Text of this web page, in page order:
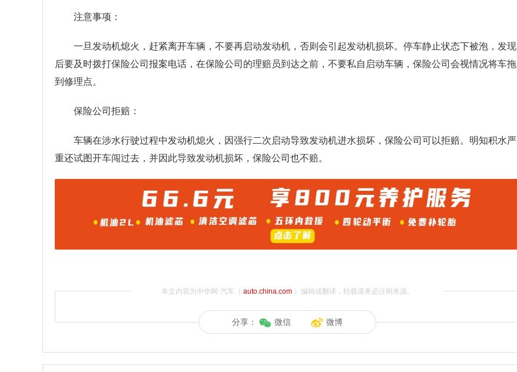
注意事项：
一旦发动机熄火，赶紧离开车辆，不要再启动发动机，否则会引起发动机损坏。停车静止状态下被泡，发现
后要及时拨打保险公司报案电话，在保险公司的理赔员到达之前，不要私自启动车辆，保险公司会视情况将车拖
到修理点。
保险公司拒赔：
车辆在涉水行驶过程中发动机熄火，因强行二次启动导致发动机进水损坏，保险公司可以拒赔。明知积水严
重还试图开车闯过去，并因此导致发动机损坏，保险公司也不赔。
本文内容为中华网·汽车（ auto.china.com）编辑或翻译，转载请务必注明来源。
分享： 微信 微博